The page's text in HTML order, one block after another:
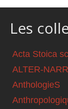
Les
Acta Stoica
ALTER-
AnthologieS